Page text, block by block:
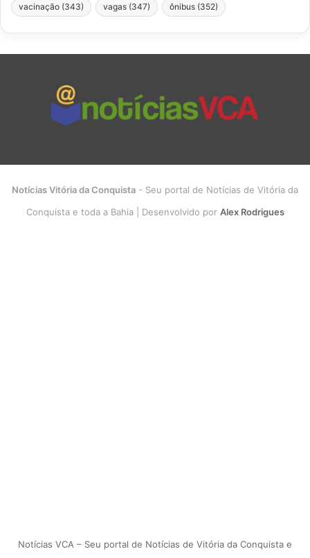
vacinação (343) vagas (347) ônibus (352)
Notícias Vitória da Conquista - Seu portal de Notícias de Vitória da
Conquista e toda a Bahia | Desenvolvido por Alex Rodrigues
Notícias VCA – Seu portal de Notícias de Vitória da Conquista e